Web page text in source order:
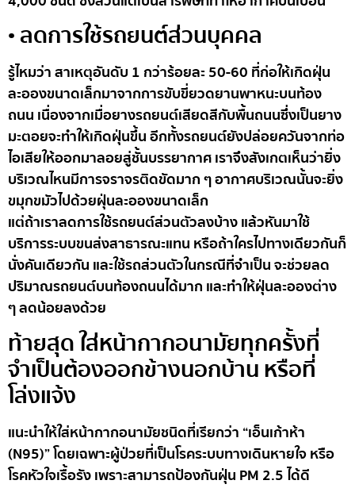
• ลดการใช้รถยนต์ส่วนบุคคล
รู้ไหมว่า สาเหตุอันดับ 1 กว่าร้อยละ 50-60 ที่ก่อให้เกิดฝุ่น
ละอองขนาดเล็กมาจากการขับขี่ยวดยานพาหนะบนท้อง
ถนน เนื่องจากเมื่อยางรถยนต์เสียดสีกับพื้นถนนซึ่งเป็นยาง
มะตอยจะทำให้เกิดฝุ่นขึ้น อีกทั้งรถยนต์ยังปล่อยควันจากท่อ
ไอเสียให้ออกมาลอยสู่ชั้นบรรยากาศ เราจึงสังเกตเห็นว่ายิ่ง
บริเวณไหนมีการจราจรติดขัดมาก ๆ อากาศบริเวณนั้นจะยิ่ง
ขมุกขมัวไปด้วยฝุ่นละอองขนาดเล็ก
แต่ถ้าเราลดการใช้รถยนต์ส่วนตัวลงบ้าง แล้วหันมาใช้
บริการระบบขนส่งสาธารณะแทน หรือถ้าใครไปทางเดียวกันก็
นั่งคันเดียวกัน และใช้รถส่วนตัวในกรณีที่จำเป็น จะช่วยลด
ปริมาณรถยนต์บนท้องถนนได้มาก และทำให้ฝุ่นละอองต่าง
ๆ ลดน้อยลงด้วย
ท้ายสุด ใส่หน้ากากอนามัยทุกครั้งที่
จำเป็นต้องออกข้างนอกบ้าน หรือที่
โล่งแจ้ง
แนะนำให้ใส่หน้ากากอนามัยชนิดที่เรียกว่า “เอ็นเก้าห้า
(N95)” โดยเฉพาะผู้ป่วยที่เป็นโรคระบบทางเดินหายใจ หรือ
โรคหัวใจเรื้อรัง เพราะสามารถป้องกันฝุ่น PM 2.5 ได้ดี